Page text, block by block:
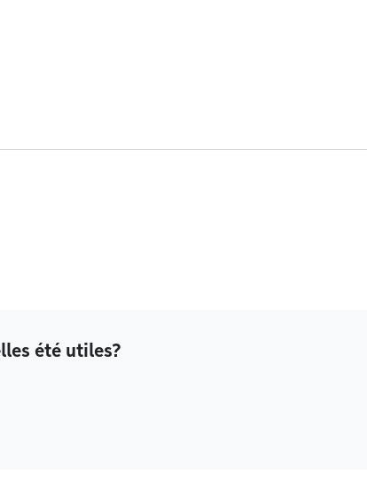
été utiles?